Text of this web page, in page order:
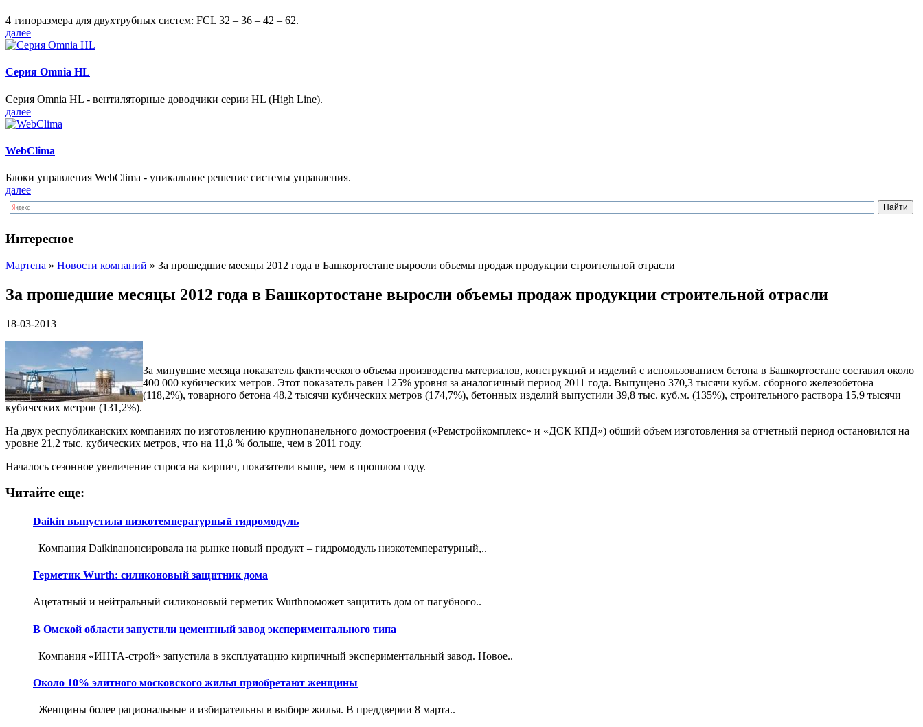
4 типоразмера для двухтрубных систем: FCL 32 – 36 – 42 – 62.
далее
Серия Omnia HL
Серия Omnia HL - вентиляторные доводчики серии HL (High Line).
далее
WebClima
Блоки упрaвлeния WebClima - уникальное решение системы управления.
далее
Интересное
Мартена » Новости компаний » За прошедшие месяцы 2012 года в Башкортостане выросли объемы продаж продукции строительной отрасли
За прошедшие месяцы 2012 года в Башкортостане выросли объемы продаж продукции строительной отрасли
18-03-2013
За минувшие месяца показатель фактического объема производства материалов, конструкций и изделий с использованием бетона в Башкортостане составил около
400 000 кубических метров. Этот показатель равен 125% уровня за аналогичный период 2011 года. Выпущено 370,3 тысячи куб.м. сборного железобетона
(118,2%), товарного бетона 48,2 тысячи кубических метров (174,7%), бетонных изделий выпустили 39,8 тыс. куб.м. (135%), строительного раствора 15,9 тысячи
кубических метров (131,2%).
На двух республиканских компаниях по изготовлению крупнопанельного домостроения («Ремстройкомплекс» и «ДСК КПД») общий объем изготовления за отчетный период остановился на
уровне 21,2 тыс. кубических метров, что на 11,8 % больше, чем в 2011 году.
Началось сезонное увеличение спроса на кирпич, показатели выше, чем в прошлом году.
Читайте еще:
Daikin выпустила низкотемпературный гидромодуль
Компания Daikinанонсировала на рынке новый продукт – гидромодуль низкотемпературный,..
Герметик Wurth: силиконовый защитник дома
Ацетатный и нейтральный силиконовый герметик Wurthпоможет защитить дом от пагубного..
В Омской области запустили цементный завод экспериментального типа
Компания «ИНТА-строй» запустила в эксплуатацию кирпичный экспериментальный завод. Новое..
Около 10% элитного московского жилья приобретают женщины
Женщины более рациональные и избирательны в выборе жилья. В преддверии 8 марта..